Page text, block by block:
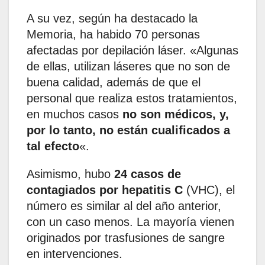
A su vez, según ha destacado la
Memoria, ha habido 70 personas
afectadas por depilación láser. «Algunas
de ellas, utilizan láseres que no son de
buena calidad, además de que el
personal que realiza estos tratamientos,
en muchos casos no son médicos, y,
por lo tanto, no están cualificados a
tal efecto«.
Asimismo, hubo 24 casos de
contagiados por hepatitis C (VHC), el
número es similar al del año anterior,
con un caso menos. La mayoría vienen
originados por trasfusiones de sangre
en intervenciones.